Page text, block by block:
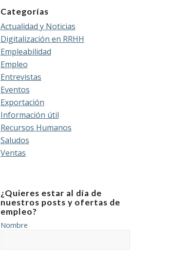
Categorías
Actualidad y Noticias
Digitalización en RRHH
Empleabilidad
Empleo
Entrevistas
Eventos
Exportación
Información útil
Recursos Humanos
Saludos
Ventas
¿Quieres estar al día de
nuestros posts y ofertas de
empleo?
Nombre